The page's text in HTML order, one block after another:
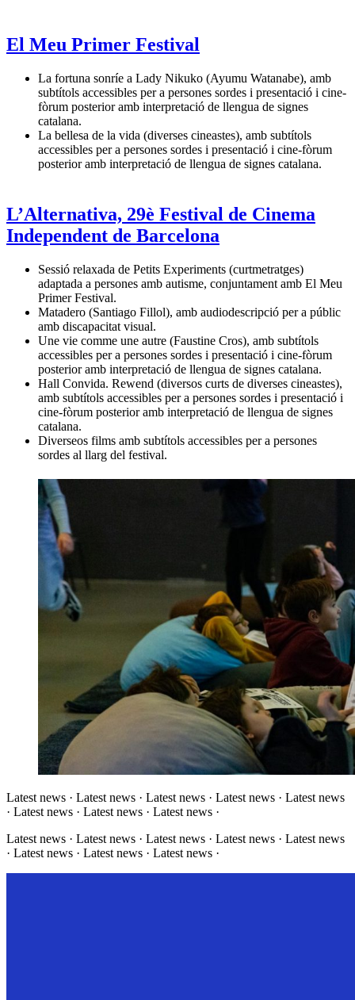
El Meu Primer Festival
La fortuna sonríe a Lady Nikuko (Ayumu Watanabe), amb
subtítols accessibles per a persones sordes i presentació i cine-
fòrum posterior amb interpretació de llengua de signes
catalana.
La bellesa de la vida (diverses cineastes), amb subtítols
accessibles per a persones sordes i presentació i cine-fòrum
posterior amb interpretació de llengua de signes catalana.
L’Alternativa, 29è Festival de Cinema
Independent de Barcelona
Sessió relaxada de Petits Experiments (curtmetratges)
adaptada a persones amb autisme, conjuntament amb El Meu
Primer Festival.
Matadero (Santiago Fillol), amb audiodescripció per a públic
amb discapacitat visual.
Une vie comme une autre (Faustine Cros), amb subtítols
accessibles per a persones sordes i presentació i cine-fòrum
posterior amb interpretació de llengua de signes catalana.
Hall Convida. Rewend (diversos curts de diverses cineastes),
amb subtítols accessibles per a persones sordes i presentació i
cine-fòrum posterior amb interpretació de llengua de signes
catalana.
Diverseos films amb subtítols accessibles per a persones
sordes al llarg del festival.
Latest news · Latest news · Latest news · Latest news · Latest news
· Latest news · Latest news · Latest news ·
Latest news · Latest news · Latest news · Latest news · Latest news
· Latest news · Latest news · Latest news ·